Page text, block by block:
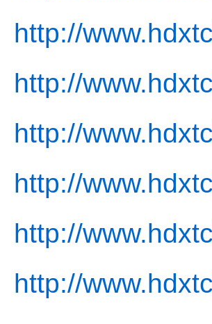
http://
http://
http://
http://
http://
http://